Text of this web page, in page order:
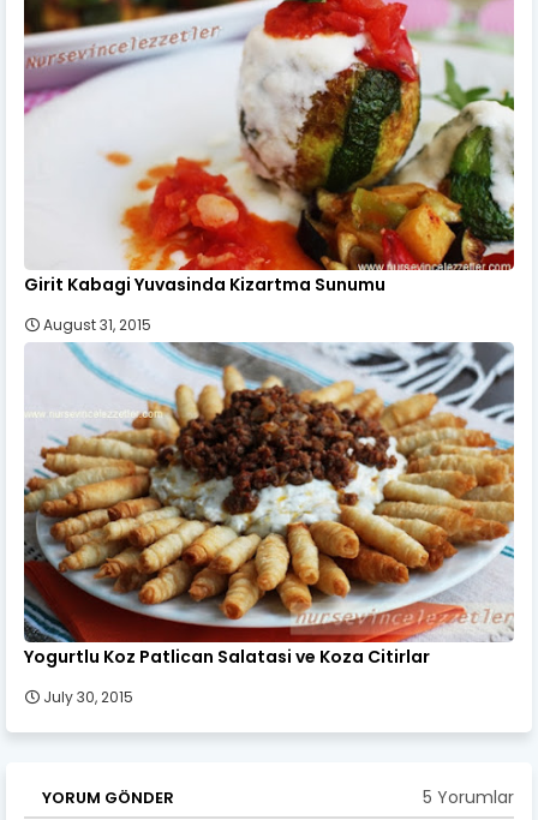
Girit Kabagi Yuvasinda Kizartma Sunumu
August 31, 2015
Yogurtlu Koz Patlican Salatasi ve Koza Citirlar
July 30, 2015
YORUM GÖNDER 5 Yorumlar